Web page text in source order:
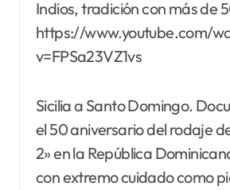
Indios, tradición con más de
https://www.youtube.com/
v=FPSa23VZ1vs
Sicilia a Santo Domingo.
el 50 aniversario del rodaje
2» en la República
con extremo cuidado como